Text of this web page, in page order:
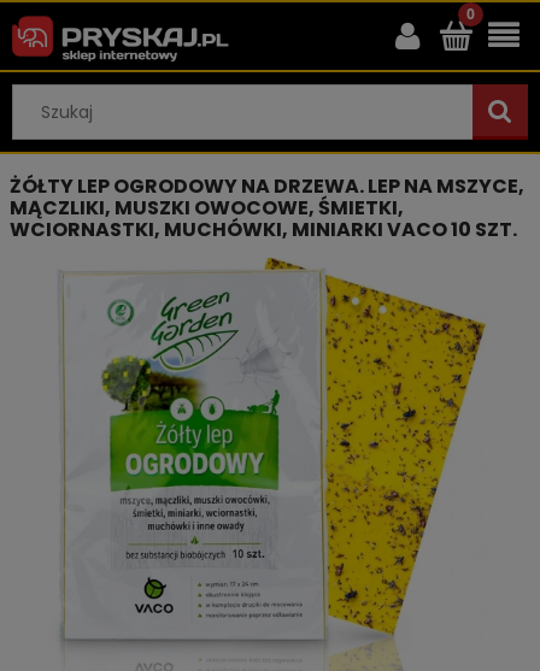
ŻÓŁTY LEP OGRODOWY NA DRZEWA. LEP NA MSZYCE,
MĄCZLIKI, MUSZKI OWOCOWE, ŚMIETKI,
WCIORNASTKI, MUCHÓWKI, MINIARKI VACO 10 SZT.